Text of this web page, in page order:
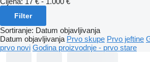
Filter
Sortiranje: Datum objavljivanja
Datum objavljivanja Prvo skupe Prvo jeftine
prvo novi Godina proizvodnje - prvo stare